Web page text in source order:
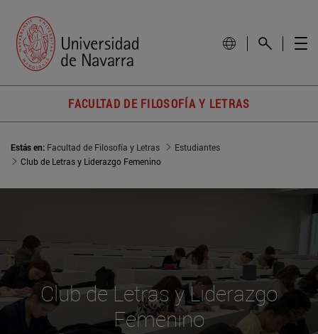
FACULTAD DE FILOSOFÍA Y LETRAS
Estás en: Facultad de Filosofía y Letras
Estudiantes
Club de Letras y Liderazgo Femenino
Club de Letras y Liderazgo
Femenino